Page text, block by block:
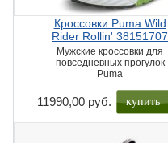
Кроссовки Puma Wild
Rider Rollin' 38151707
Мужские кроссовки для
повседневных прогулок
Puma
11990,00 руб. купить